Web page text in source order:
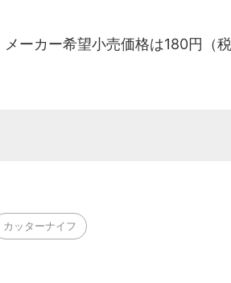
メーカー希望小売価格は180円（
カッターナイフ